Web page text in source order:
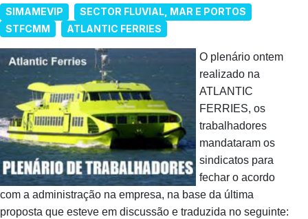
SIMAMEVIP
SECTOR FLUVIAL, MAR E PORTOS
STFCMM
ATLANTIC FERRIES
O plenário ontem
realizado na
ATLANTIC
FERRIES, os
trabalhadores
mandataram os
sindicatos para
fechar o acordo
com a administração na empresa, na base da última
proposta que esteve em discussão e traduzida no seguinte: